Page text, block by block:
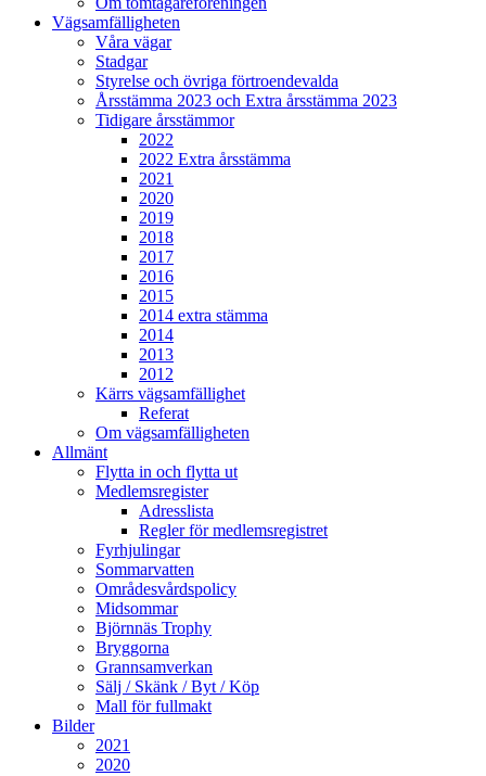
Vägsamfälligheten
Våra vägar
Stadgar
Styrelse och övriga förtroendevalda
Årsstämma 2023 och Extra årsstämma 2023
Tidigare årsstämmor
2022
2022 Extra årsstämma
2021
2020
2019
2018
2017
2016
2015
2014 extra stämma
2014
2013
2012
Kärrs vägsamfällighet
Referat
Om vägsamfälligheten
Allmänt
Flytta in och flytta ut
Medlemsregister
Adresslista
Regler för medlemsregistret
Fyrhjulingar
Sommarvatten
Områdesvårdspolicy
Midsommar
Björnnäs Trophy
Bryggorna
Grannsamverkan
Sälj / Skänk / Byt / Köp
Mall för fullmakt
Bilder
2021
2020